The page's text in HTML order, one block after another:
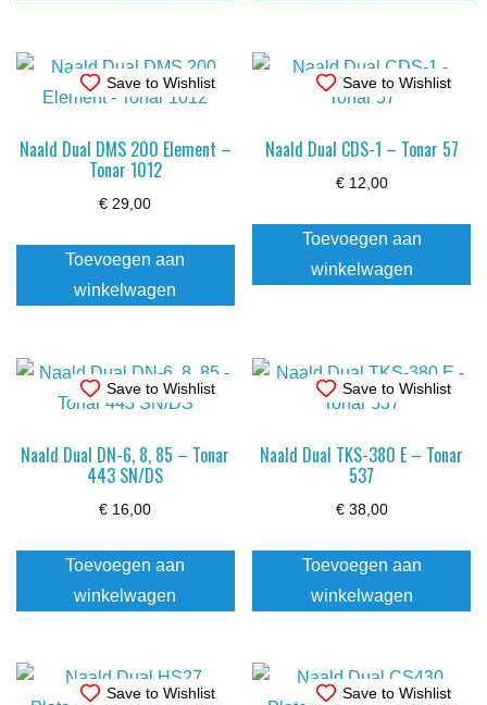
Save to Wishlist
Naald Dual DMS 200 Element –
Tonar 1012
€ 29,00
Toevoegen aan
winkelwagen
Save to Wishlist
Naald Dual CDS-1 – Tonar 57
€12,00
Toevoegen aan
winkelwagen
Save to Wishlist
Naald Dual DN-6, 8, 85 – Tonar
443 SN/DS
€ 16,00
Toevoegen aan
winkelwagen
Save to Wishlist
Naald Dual TKS-380 E – Tonar
537
€38,00
Toevoegen aan
winkelwagen
Save to Wishlist Save to Wishlist